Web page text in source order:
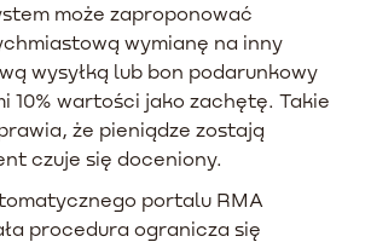
może zaproponować
wymianę na inny
wysyłką lub bon podarunkowy
10% wartości jako zachętę. Takie
że pieniądze zostają
czuje się doceniony.
portalu RMA
procedura ogranicza się